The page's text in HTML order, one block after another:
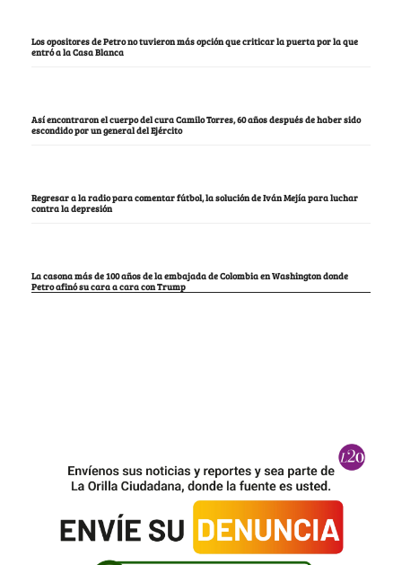
Los opositores de Petro no tuvieron más opción que criticar la puerta por la que
entró a la Casa Blanca
Así encontraron el cuerpo del cura Camilo Torres, 60 años después de haber sido
escondido por un general del Ejército
Regresar a la radio para comentar fútbol, la solución de Iván Mejía para luchar
contra la depresión
La casona más de 100 años de la embajada de Colombia en Washington donde
Petro afinó su cara a cara con Trump